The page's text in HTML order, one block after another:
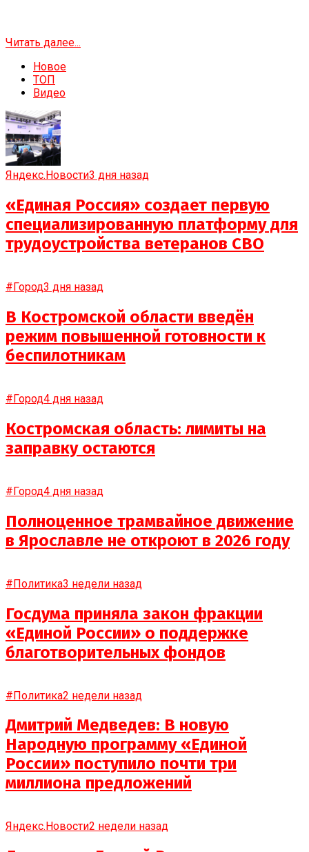
Читать далее...
Новое
ТОП
Видео
Яндекс.Новости3 дня назад
«Единая Россия» создает первую
специализированную платформу для
трудоустройства ветеранов СВО
#Город3 дня назад
В Костромской области введён
режим повышенной готовности к
беспилотникам
#Город4 дня назад
Костромская область: лимиты на
заправку остаются
#Город4 дня назад
Полноценное трамвайное движение
в Ярославле не откроют в 2026 году
#Политика3 недели назад
Госдума приняла закон фракции
«Единой России» о поддержке
благотворительных фондов
#Политика2 недели назад
Дмитрий Медведев: В новую
Народную программу «Единой
России» поступило почти три
миллиона предложений
Яндекс.Новости2 недели назад